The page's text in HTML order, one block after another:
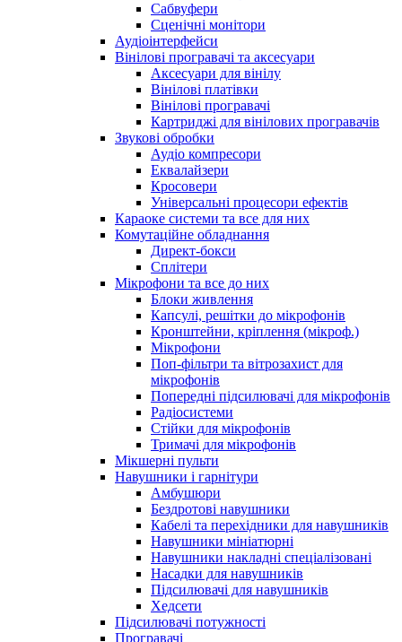
Сабвуфери
Сценічні монітори
Аудіоінтерфейси
Вінілові програвачі та аксесуари
Аксесуари для вінілу
Вінілові платівки
Вінілові програвачі
Картриджі для вінілових програвачів
Звукові обробки
Аудіо компресори
Еквалайзери
Кросовери
Універсальні процесори ефектів
Караоке системи та все для них
Комутаційне обладнання
Директ-бокси
Сплітери
Мікрофони та все до них
Блоки живлення
Капсулі, решітки до мікрофонів
Кронштейни, кріплення (мікроф.)
Мікрофони
Поп-фільтри та вітрозахист для
мікрофонів
Попередні підсилювачі для мікрофонів
Радіосистеми
Стійки для мікрофонів
Тримачі для мікрофонів
Мікшерні пульти
Навушники і гарнітури
Амбушюри
Бездротові навушники
Кабелі та перехідники для навушників
Навушники мініатюрні
Навушники накладні спеціалізовані
Насадки для навушників
Підсилювачі для навушників
Хедсети
Підсилювачі потужності
Програвачі